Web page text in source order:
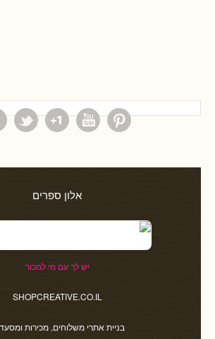
אלון ספרים
יש לך עם מי למכור
SHOPCREATIVE.CO.IL
בניית אתרי משלוחים, מכירות